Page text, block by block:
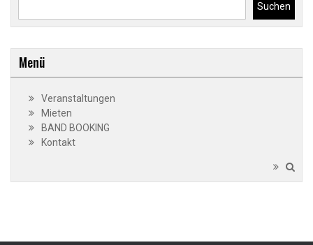
Suchen
Menü
Veranstaltungen
Mieten
BAND BOOKING
Kontakt